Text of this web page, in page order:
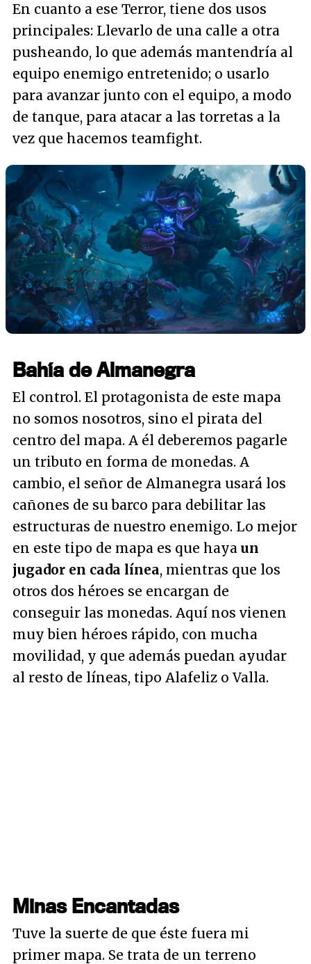
En cuanto a ese Terror, tiene dos usos
principales: Llevarlo de una calle a otra
pusheando, lo que además mantendría al
equipo enemigo entretenido; o usarlo
para avanzar junto con el equipo, a modo
de tanque, para atacar a las torretas a la
vez que hacemos teamfight.
Bahía de Almanegra
El control. El protagonista de este mapa
no somos nosotros, sino el pirata del
centro del mapa. A él deberemos pagarle
un tributo en forma de monedas. A
cambio, el señor de Almanegra usará los
cañones de su barco para debilitar las
estructuras de nuestro enemigo. Lo mejor
en este tipo de mapa es que haya un
jugador en cada línea, mientras que los
otros dos héroes se encargan de
conseguir las monedas. Aquí nos vienen
muy bien héroes rápido, con mucha
movilidad, y que además puedan ayudar
al resto de líneas, tipo Alafeliz o Valla.
Minas Encantadas
Tuve la suerte de que éste fuera mi
primer mapa. Se trata de un terreno